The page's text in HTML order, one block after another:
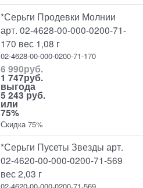
*Серьги Продевки Молнии
арт. 02-4628-00-000-0200-71-
170 вес 1,08 г
02-4628-00-000-0200-71-170
6 990руб.
1 747руб.
выгода
5 243 руб.
или
75%
Скидка 75%
*Серьги Пусеты Звезды арт.
02-4620-00-000-0200-71-569
вес 2,03 г